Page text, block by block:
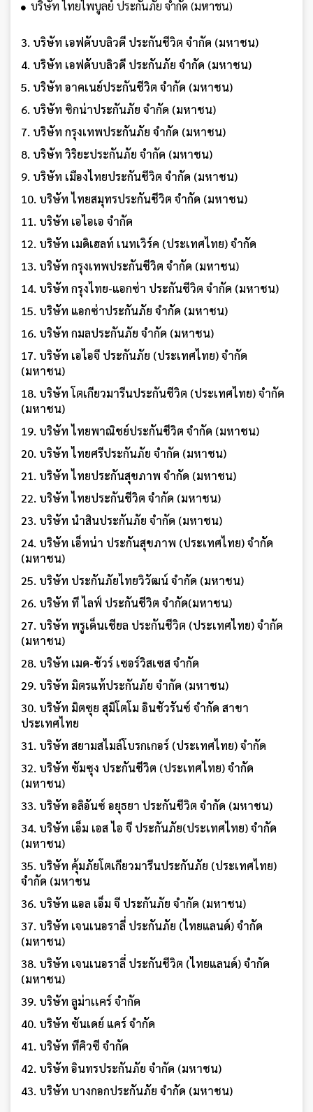
บริษัท ไทยไพบูลย์ ประกันภัย จำกัด (มหาชน)
3. บริษัท เอฟดับบลิวดี ประกันชีวิต จำกัด (มหาชน)
4. บริษัท เอฟดับบลิวดี ประกันภัย จำกัด (มหาชน)
5. บริษัท อาคเนย์ประกันชีวิต จำกัด (มหาชน)
6. บริษัท ซิกน่าประกันภัย จำกัด (มหาชน)
7. บริษัท กรุงเทพประกันภัย จำกัด (มหาชน)
8. บริษัท วิริยะประกันภัย จำกัด (มหาชน)
9. บริษัท เมืองไทยประกันชีวิต จำกัด (มหาชน)
10. บริษัท ไทยสมุทรประกันชีวิต จำกัด (มหาชน)
11. บริษัท เอไอเอ จำกัด
12. บริษัท เมดิเฮลท์ เนทเวิร์ค (ประเทศไทย) จำกัด
13. บริษัท กรุงเทพประกันชีวิต จำกัด (มหาชน)
14. บริษัท กรุงไทย-แอกซ่า ประกันชีวิต จำกัด (มหาชน)
15. บริษัท แอกซ่าประกันภัย จำกัด (มหาชน)
16. บริษัท กมลประกันภัย จำกัด (มหาชน)
17. บริษัท เอไอจี ประกันภัย (ประเทศไทย) จำกัด
(มหาชน)
18. บริษัท โตเกียวมารีนประกันชีวิต (ประเทศไทย) จำกัด
(มหาชน)
19. บริษัท ไทยพาณิชย์ประกันชีวิต จำกัด (มหาชน)
20. บริษัท ไทยศรีประกันภัย จำกัด (มหาชน)
21. บริษัท ไทยประกันสุขภาพ จำกัด (มหาชน)
22. บริษัท ไทยประกันชีวิต จำกัด (มหาชน)
23. บริษัท นำสินประกันภัย จำกัด (มหาชน)
24. บริษัท เอ็ทน่า ประกันสุขภาพ (ประเทศไทย) จำกัด
(มหาชน)
25. บริษัท ประกันภัยไทยวิวัฒน์ จำกัด (มหาชน)
26. บริษัท ที ไลฟ์ ประกันชีวิต จำกัด(มหาชน)
27. บริษัท พรูเด็นเชียล ประกันชีวิต (ประเทศไทย) จำกัด
(มหาชน)
28. บริษัท เมด-ชัวร์ เซอร์วิสเซส จำกัด
29. บริษัท มิตรแท้ประกันภัย จำกัด (มหาชน)
30. บริษัท มิตซุย สุมิโตโม อินชัวรันซ์ จำกัด สาขา
ประเทศไทย
31. บริษัท สยามสไมล์โบรกเกอร์ (ประเทศไทย) จำกัด
32. บริษัท ซัมซุง ประกันชีวิต (ประเทศไทย) จำกัด
(มหาชน)
33. บริษัท อลิอันซ์ อยุธยา ประกันชีวิต จำกัด (มหาชน)
34. บริษัท เอ็ม เอส ไอ จี ประกันภัย(ประเทศไทย) จำกัด
(มหาชน)
35. บริษัท คุ้มภัยโตเกียวมารีนประกันภัย (ประเทศไทย)
จำกัด (มหาชน
36. บริษัท แอล เอ็ม จี ประกันภัย จำกัด (มหาชน)
37. บริษัท เจนเนอราลี่ ประกันภัย (ไทยแลนด์) จำกัด
(มหาชน)
38. บริษัท เจนเนอราลี่ ประกันชีวิต (ไทยแลนด์) จำกัด
(มหาชน)
39. บริษัท ลูม่าเเคร์ จำกัด
40. บริษัท ซันเดย์ แคร์ จำกัด
41. บริษัท ทีคิวซี จำกัด
42. บริษัท อินทรประกันภัย จำกัด (มหาชน)
43. บริษัท บางกอกประกันภัย จำกัด (มหาชน)